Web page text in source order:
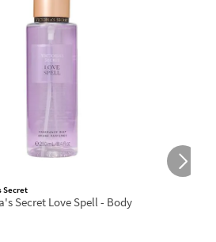
Secret
Secret Love Spell - Body